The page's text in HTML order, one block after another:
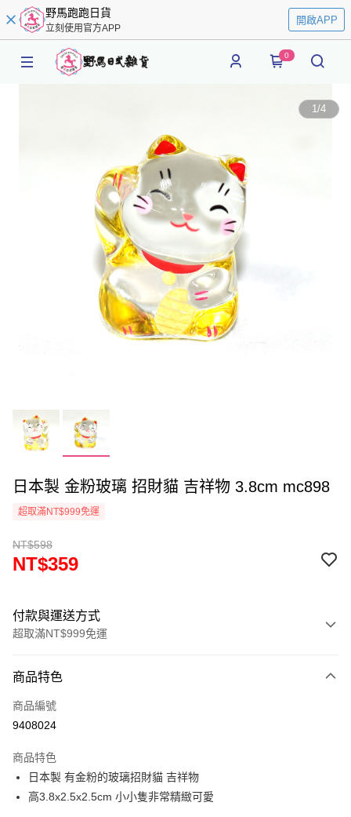
野馬跑跑日貨
立刻使用官方APP
開啟APP
0
1/4
日本製 金粉玻璃 招財貓 吉祥物 3.8cm mc898
超取滿NT$999免運
NT$598
NT$359
付款與運送方式
超取滿NT$999免運
信用卡一次付款
信用卡分期付款
合作金庫商業銀行
華南商業銀行
彰化商業銀行
上海商業儲蓄銀行
台北富邦商業銀行
超商取貨付款
LINE Pay
商品特色
商品編號
9408024
商品特色
日本製 有金粉的玻璃招財貓 吉祥物
高3.8x2.5x2.5cm 小小隻非常精緻可愛